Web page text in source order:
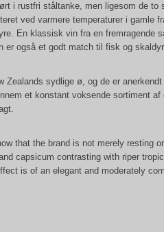
i rustfri ståltanke, men ligesom de to
ved varmere temperaturer i gamle
En klassisk vin fra en fremragende
er også et godt match til fisk og
Zealands sydlige ø, og de er
et konstant voksende sortiment af
that the brand is not merely resting
capsicum contrasting with riper
is of an elegant and moderately